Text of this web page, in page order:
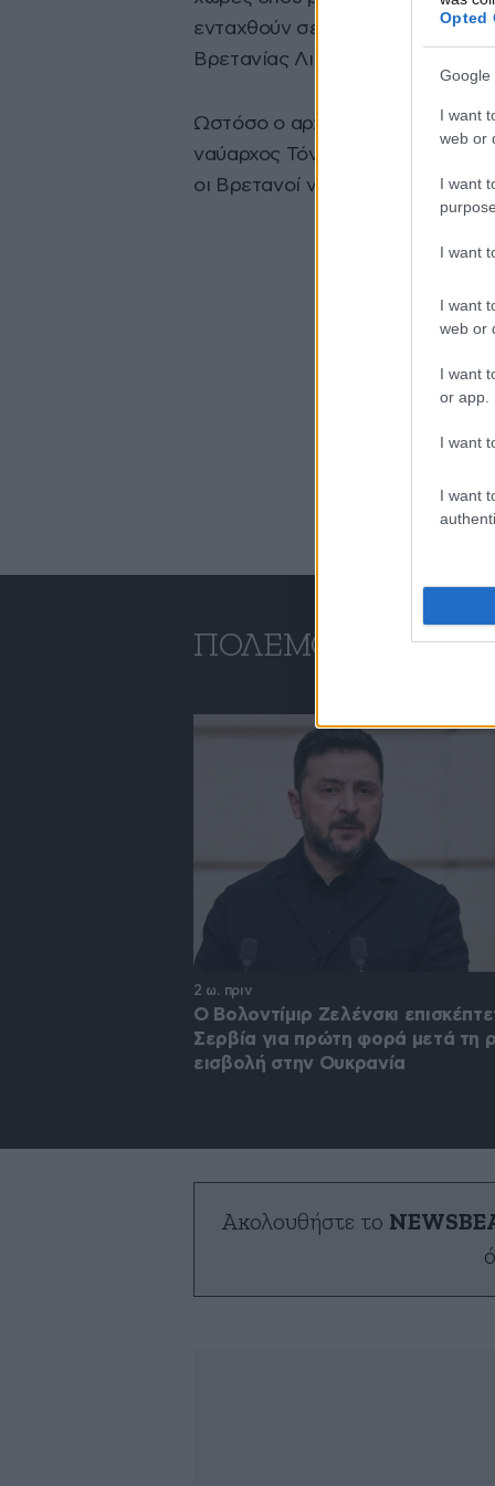
Opted
Google
I want
web or
I want
I want
I want
web or
I want
or app.
I want
I want
ενταχθούν σε αυτή τη
Βρετανίας Λιζ Τρας.
Ωστόσο ο αρχηγός του γενικού
ναύαρχος Τόνι Ράντακιν, είπε
οι Βρετανοί να πολεμήσουν
ΠΌΛΕΜΟΣ ΣΤΗΝ
2 ω. πριν
Ο Βολοντίμιρ Ζελένσκι
Σερβία για πρώτη φορά μετά τη
εισβολή στην Ουκρανία
Ακολουθήστε το